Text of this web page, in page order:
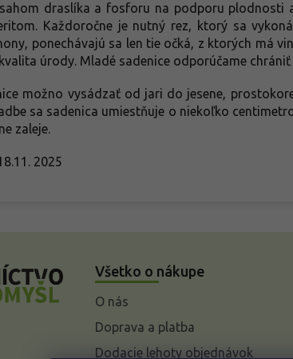
draslíka a fosforu na podporu plodnosti
Každoročne je nutný rez, ktorý sa
ponechávajú sa len tie očká, z ktorých má
úrody. Mladé sadenice odporúčame
možno vysádzať od jari do jesene,
sa sadenica umiestňuje o niekoľko
zaleje.
2025
Všetko o nákupe
O nás
Doprava a platba
Dodacie lehoty objednávok